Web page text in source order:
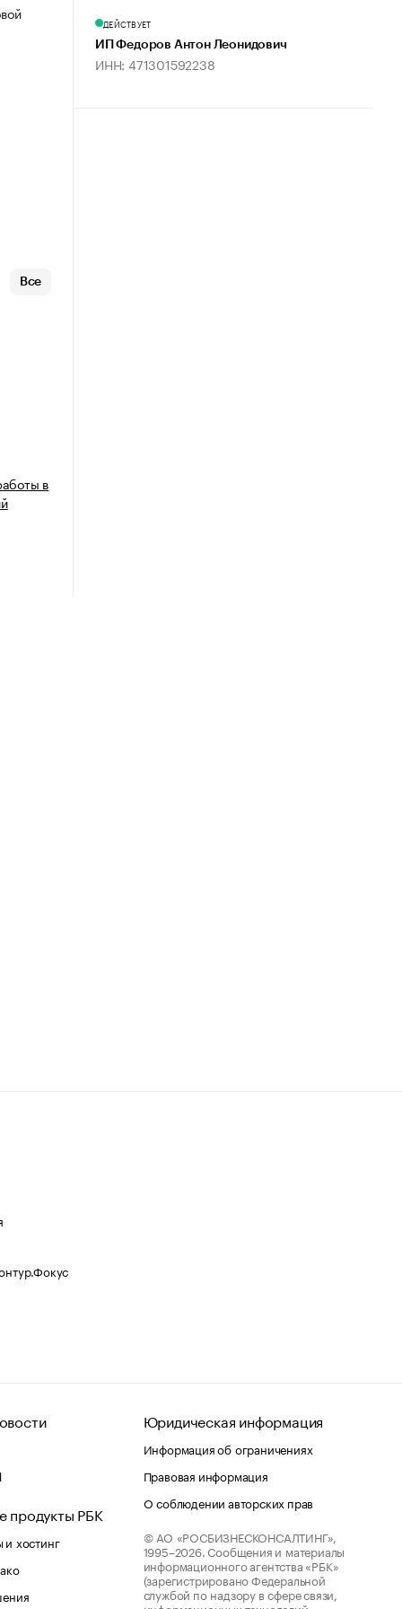
Все
в
ДЕЙСТВУЕТ
ИП Федоров Антон Леонидович
ИНН: 471301592238
продукты РБК
хостинг
Юридическая информация
Информация об ограничениях
Правовая информация
О соблюдении авторских прав
© АО «РОСБИЗНЕСКОНСАЛТИНГ»,
1995–2026. Сообщения и материалы
информационного агентства «РБК»
(зарегистрировано Федеральной
службой по надзору в сфере связи,